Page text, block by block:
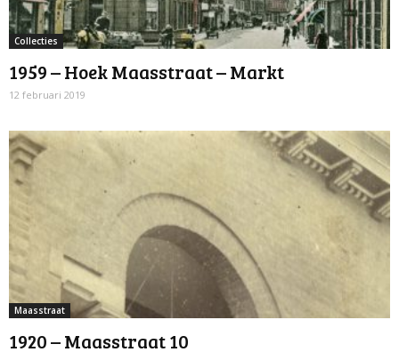
Collecties
1959 – Hoek Maasstraat – Markt
12 februari 2019
Maasstraat
1920 – Maasstraat 10